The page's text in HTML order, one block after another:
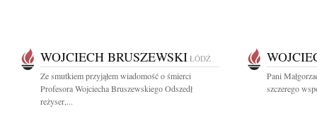
WOJCIECH BRUSZEWSKI ŁÓDŹ
Ze smutkiem przyjąłem wiadomość o śmierci
Profesora Wojciecha Bruszewskiego Odszedł
reżyser,...
Pani
szczerego